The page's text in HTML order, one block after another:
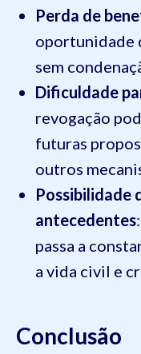
Perda de
oportunidade
sem
Dificuldade
revogação
futuras
outros
Possibilidade
antecedentes
passa a
a vida civil e
Conclusão